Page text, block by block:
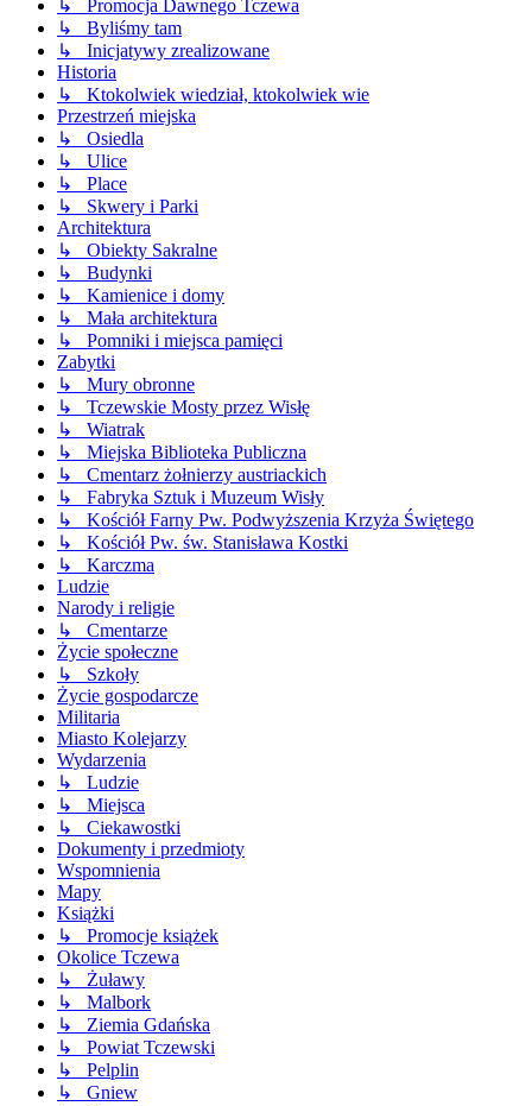
↳ Promocja Dawnego Tczewa
↳ Byliśmy tam
↳ Inicjatywy zrealizowane
Historia
↳ Ktokolwiek wiedział, ktokolwiek wie
Przestrzeń miejska
↳ Osiedla
↳ Ulice
↳ Place
↳ Skwery i Parki
Architektura
↳ Obiekty Sakralne
↳ Budynki
↳ Kamienice i domy
↳ Mała architektura
↳ Pomniki i miejsca pamięci
Zabytki
↳ Mury obronne
↳ Tczewskie Mosty przez Wisłę
↳ Wiatrak
↳ Miejska Biblioteka Publiczna
↳ Cmentarz żołnierzy austriackich
↳ Fabryka Sztuk i Muzeum Wisły
↳ Kościół Farny Pw. Podwyższenia Krzyża Świętego
↳ Kościół Pw. św. Stanisława Kostki
↳ Karczma
Ludzie
Narody i religie
↳ Cmentarze
Życie społeczne
↳ Szkoły
Życie gospodarcze
Militaria
Miasto Kolejarzy
Wydarzenia
↳ Ludzie
↳ Miejsca
↳ Ciekawostki
Dokumenty i przedmioty
Wspomnienia
Mapy
Książki
↳ Promocje książek
Okolice Tczewa
↳ Żuławy
↳ Malbork
↳ Ziemia Gdańska
↳ Powiat Tczewski
↳ Pelplin
↳ Gniew